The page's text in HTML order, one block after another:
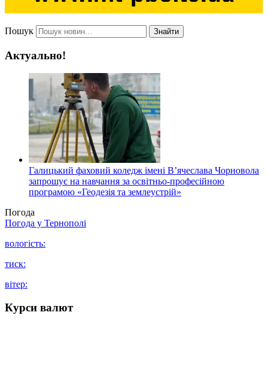
Пошук Знайти
Актуально!
Галицький фаховий коледж імені В’ячеслава Чорновола
запрошує на навчання за освітньо-професійною
програмою «Геодезія та землеустрій»
Погода
Погода у Тернополі
вологість:
тиск:
вітер:
Курси валют